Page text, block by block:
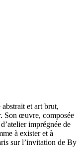
et art brut,
Son œuvre, composée
imprégnée de
à exister et à
sur l’invitation de By